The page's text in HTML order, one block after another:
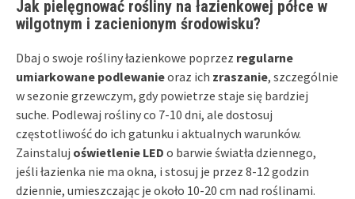
Jak pielęgnować rośliny na łazienkowej półce w
wilgotnym i zacienionym środowisku?
Dbaj o swoje rośliny łazienkowe poprzez regularne
umiarkowane podlewanieoraz ich zraszanie, szczególnie
w sezonie grzewczym, gdy powietrze staje się bardziej
suche. Podlewaj rośliny co 7-10 dni, ale dostosuj
częstotliwość do ich gatunku i aktualnych warunków.
Zainstaluj oświetlenie LED o barwie światła dziennego,
jeśli łazienka nie ma okna, i stosuj je przez 8-12 godzin
dziennie, umieszczając je około 10-20 cm nad roślinami.